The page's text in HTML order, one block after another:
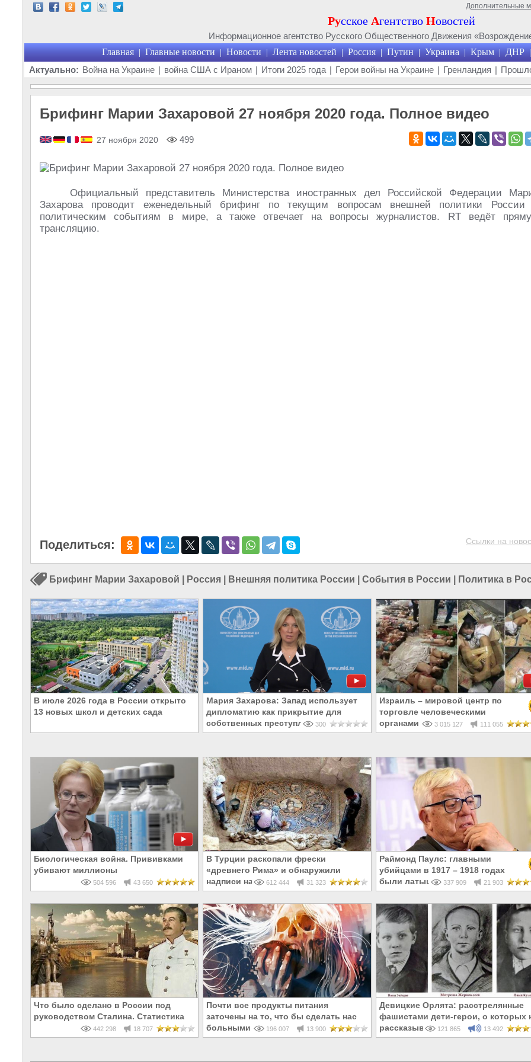
Дополнительные
Русское Агентство Новостей
Информационное агентство Русского Общественного Движения
Главная | Главные новости | Новости | Лента новостей | Россия | Путин | Украина | Крым | ДНР |
Актуально: Война на Украине | война США с Ираном | Итоги 2025 года | Герои войны на Украине | Гренландия |
Брифинг Марии Захаровой 27 ноября 2020 года. Полное видео
27 ноября 2020 499
Официальный представитель Министерства иностранных дел Российской Федерации
Захарова проводит еженедельный брифинг по текущим вопросам внешней политики
политическим событиям в мире, а также отвечает на вопросы журналистов. RT ведёт
трансляцию.
Поделиться: Ссылки на
Брифинг Марии Захаровой Россия Внешняя политика России События в России Политика в
В июле 2026 года в России открыто
13 новых школ и детских сада
Мария Захарова: Запад использует
дипломатию как прикрытие для
собственных преступлений
300
Израиль – мировой центр по
торговле человеческими
органами
3 015 127 111 055
Биологическая война. Прививками
убивают миллионы
504 596 43 650
В Турции раскопали фрески
«древнего Рима» и обнаружили
надписи на Русском!
612 444 31 323
Раймонд Паулс: главными
убийцами в 1917 – 1918 годах
были латыши и евреи, а не русские
337 909 21 903
Что было сделано в России под
руководством Сталина. Статистика
442 298 18 707
Почти все продукты питания
заточены на то, что бы сделать нас
больными и бесплодными
196 007 13 900
Девицкие Орлята: расстрелянные
фашистами дети-герои, о которых
рассказывают в школе
121 865 13 492